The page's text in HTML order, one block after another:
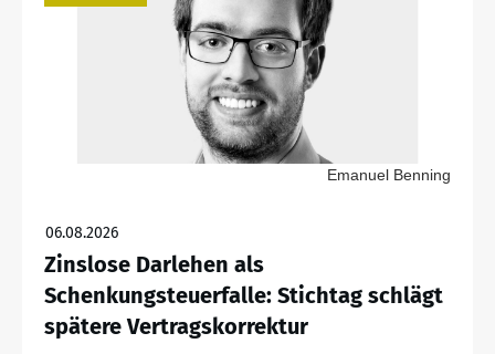
Emanuel Benning
06.08.2026
Zinslose Darlehen als
Schenkungsteuerfalle: Stichtag schlägt
spätere Vertragskorrektur